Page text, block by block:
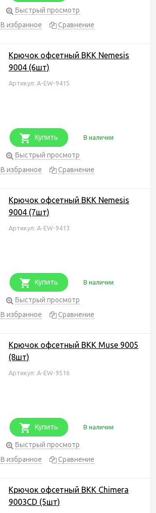
Быстрый просмотр
В избранное
Сравнение
Крючок офсетный BKK Nemesis
9004 (6шт)
Артикул: A-EW-9415
Купить В наличии
Быстрый просмотр
В избранное
Сравнение
Крючок офсетный BKK Nemesis
9004 (7шт)
Артикул: A-EW-9413
Купить В наличии
Быстрый просмотр
В избранное
Сравнение
Крючок офсетный BKK Muse 9005
(8шт)
Артикул: A-EW-9516
Купить В наличии
Быстрый просмотр
В избранное
Сравнение
Крючок офсетный BKK Chimera
9003CD (5шт)